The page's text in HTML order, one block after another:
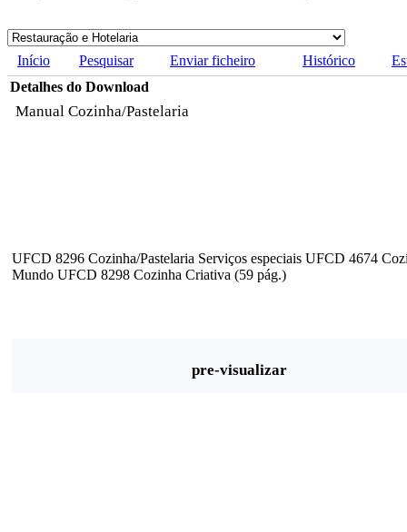
Início Pesquisar Enviar ficheiro Histórico
Detalhes do Download
Manual Cozinha/Pastelaria
UFCD 8296 Cozinha/Pastelaria Serviços especiais UFCD 4674
Mundo UFCD 8298 Cozinha Criativa (59 pág.)
pre-visualizar